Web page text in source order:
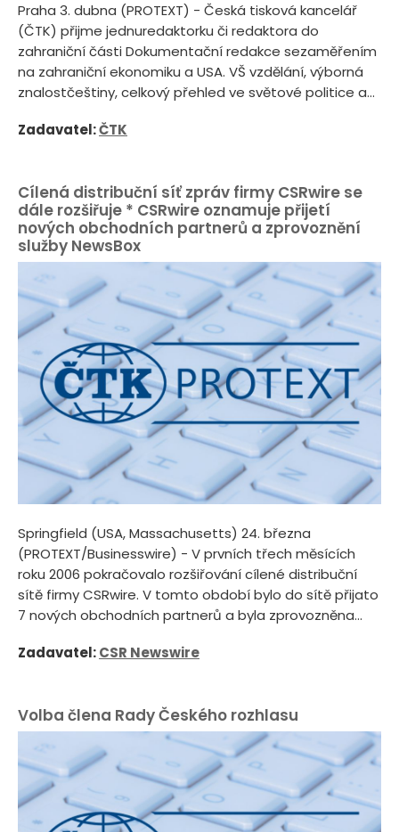
Praha 3. dubna (PROTEXT) - Česká tisková kancelář
(ČTK) přijme jednuredaktorku či redaktora do
zahraniční části Dokumentační redakce sezaměřením
na zahraniční ekonomiku a USA. VŠ vzdělání, výborná
znalostčeštiny, celkový přehled ve světové politice a...
Zadavatel:ČTK
Cílená distribuční síť zpráv firmy CSRwire se
dále rozšiřuje * CSRwire oznamuje přijetí
nových obchodních partnerů a zprovoznění
služby NewsBox
Springfield (USA, Massachusetts) 24. března
(PROTEXT/Businesswire) - V prvních třech měsících
roku 2006 pokračovalo rozšiřování cílené distribuční
sítě firmy CSRwire. V tomto období bylo do sítě přijato
7 nových obchodních partnerů a byla zprovozněna...
Zadavatel:CSR Newswire
Volba člena Rady Českého rozhlasu